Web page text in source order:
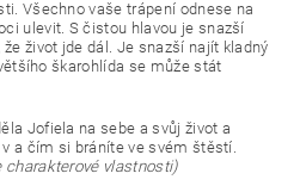
Všechno vaše trápení odnese na
ulevit. S čistou hlavou je snazší
život jde dál. Je snazší najít kladný
škarohlída se může stát
Jofiela na sebe a svůj život a
a čím si bráníte ve svém štěstí.
charakterové vlastnosti)